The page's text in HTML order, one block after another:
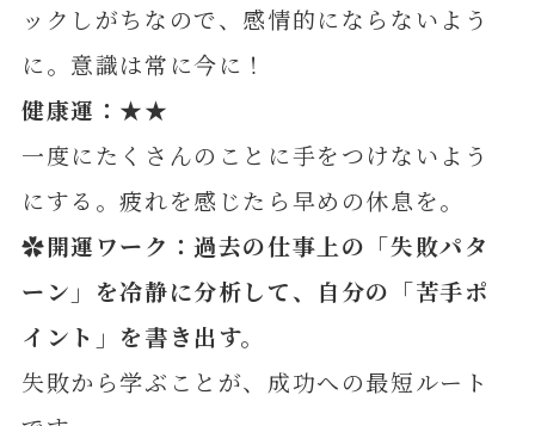
ックしがちなので、感情的にならないよう
に。意識は常に今に！
健康運：★★
一度にたくさんのことに手をつけないよう
にする。疲れを感じたら早めの休息を。
✿開運ワーク：過去の仕事上の「失敗パタ
ーン」を冷静に分析して、自分の「苦手ポ
イント」を書き出す。
失敗から学ぶことが、成功への最短ルート